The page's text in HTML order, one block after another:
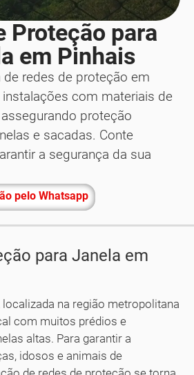
Proteção para
em Pinhais
redes de proteção em
com materiais de
proteção
e sacadas. Conte
a segurança da sua
pelo Whatsapp
para Janela em
localizada na região metropolitana
com muitos prédios e
altas. Para garantir a
idosos e animais de